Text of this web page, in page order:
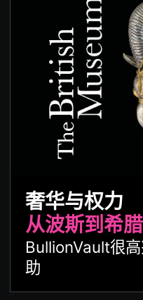
奢华与权力
从波斯到希腊
BullionVault很
助